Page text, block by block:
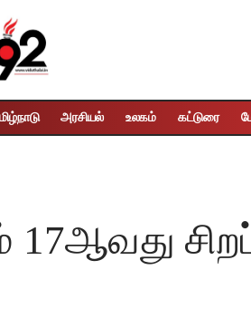
அரசியல் உலகம் கட்டுரை